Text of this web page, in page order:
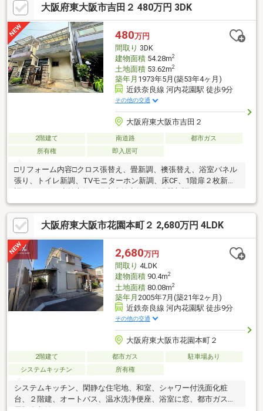
０分(約734m)・東大阪市立英田中学校 徒歩１７分(約1300m)◆
会社の特徴◆ハウスフリーダムは【東証スタンダード上場企業】
です！不動産購入や住宅ローンについては、ハウスフリーダムに
お任せ下さい♪（ご来店の際は、店舗に駐車場を完備しておりま
す）
大阪府東大阪市吉田２ 480万円 3DK
480万円
間取り 3DK
建物面積54.28m2
土地面積53.62m2
築年月 1973年5月(築53年4ヶ月)
近鉄奈良線 河内花園駅 徒歩9分
その他の交通
大阪府東大阪市吉田２
2階建て 南道路
都市ガス
所有権
即入居可
□リフォーム内容□クロス張替え、畳新調、襖張替え、浴室パネル
張り、トイレ新調、TVモニターホン新調、床CF、1階扉２枚新
ーニング。
大阪府東大阪市花園本町２ 2,680万円 4LDK
2,680万円
間取り 4LDK
建物面積90.4m2
土地面積80.08m2
築年月 2005年7月(築21年2ヶ月)
近鉄奈良線 河内花園駅 徒歩9分
その他の交通
大阪府東大阪市花園本町２
2階建て 都市ガス
駐車場あり
システムキッチン
所有権
システムキッチン、閑静な住宅地、和室、シャワー付洗面化粧
台、２階建、オートバス、温水洗浄便座、浴室に窓、都市ガス、